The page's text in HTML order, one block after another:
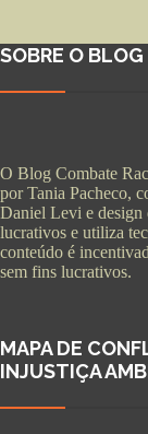
SOBRE O BLOG
O Blog Combate
por Tania Pacheco,
Daniel Levi e design
lucrativos e utiliza
conteúdo é
sem fins lucrativos.
MAPA DE
INJUSTIÇA